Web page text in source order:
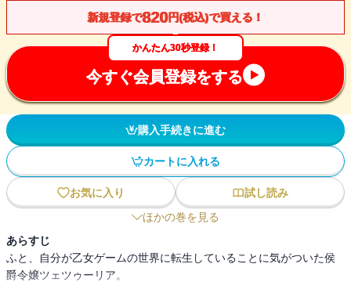
新規登録で820円(税込)で買える！
かんたん30秒登録！
今すぐ会員登録をする
購入手続きに進む
カートに入れる
お気に入り
試し読み
ほかの巻を見る
あらすじ
ふと、自分が乙女ゲームの世界に転生していることに気がついた侯
爵令嬢ツェツゥーリア。